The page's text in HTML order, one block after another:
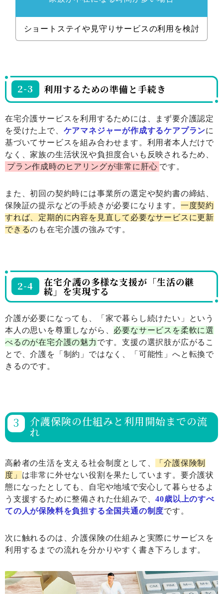
ショートステイや 見守りサービスの利用を検討
2-3 利用するための準備と手続き
在宅介護サービスを利用するためには、まず要介護認定
を受けた上で、 ケアマネジャーが作成するケアプランに
基づいてサービスを組み合わせます。利用者本人だけで
なく、家族の生活状況や負担度合いも反映されるため、
プラン作成時のヒアリングが非常に肝心 です。
また、初回の契約時には事業所の選定や契約書の締結、
保険証の提示などの手続きが必要になります。 一度契約
すれば、定期的に内容を見直して必要なサービスに更新
できるのも在宅介護の強みです。
2-4 在宅介護の多様な支援が「生活の継
続」を実現する
介護が必要になっても、「家で暮らし続けたい」という
本人の思いを尊重しながら、 必要なサービスを柔軟に選
べるのが在宅介護の魅力 です。支援の選択肢が広がるこ
とで、介護を「制約」ではなく、「可能性」へと転換で
きるのです。
介護保険の仕組みと利用開始までの流
れ
高齢者の生活を支える社会制度として、
「介護保険制
度」 は非常に外せない役割を果たしています。要介護状
態になったとしても、自宅や地域で安心して暮らせるよ
う支援するために整備された仕組みで、40歳以上のすべ
ての人が保険料を負担する全国共通の制度です。
次に触れるのは、介護保険の仕組みと実際にサービスを
利用するまでの流れを分かりやすく書き下ろします。